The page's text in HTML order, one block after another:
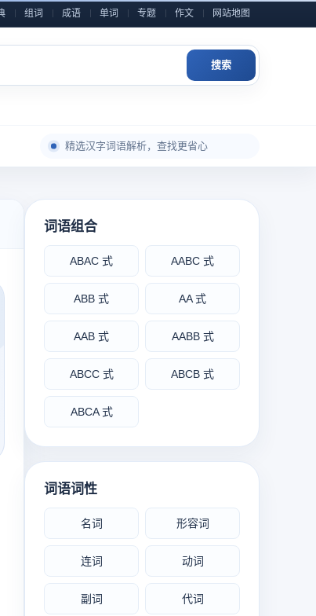
组词 成语 单词 专题 作文 网站地图
搜索
精选汉字词语解析，查找更省心
小学到高中语文内容，分类检索更高效
作文金句和素材灵感，积累写作不发愁
每日积累一点，表达自然更从容
词语组合
ABAC 式 AABC 式
ABB 式 AA 式
AAB 式 AABB 式
ABCC 式 ABCB 式
ABCA 式
词语词性
名词 形容词
连词 动词
副词 代词